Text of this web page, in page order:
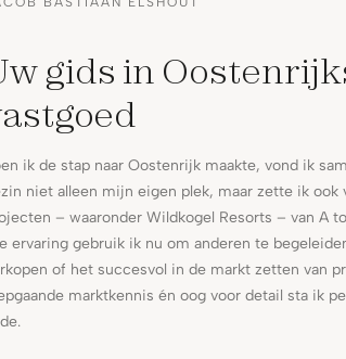
gids in
ik de stap naar Oostenrijk maakte, vond ik
niet alleen mijn eigen plek, maar zette ik ook
– waaronder Wildkogel Resorts – van A
ervaring gebruik ik nu om anderen te
of het succesvol in de markt zetten van
marktkennis én oog voor detail sta ik